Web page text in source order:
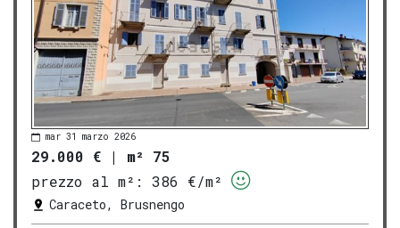
mar 31 marzo 2026
29.000 € | m² 75
prezzo al m²:
386 €/m²
Caraceto, Brusnengo